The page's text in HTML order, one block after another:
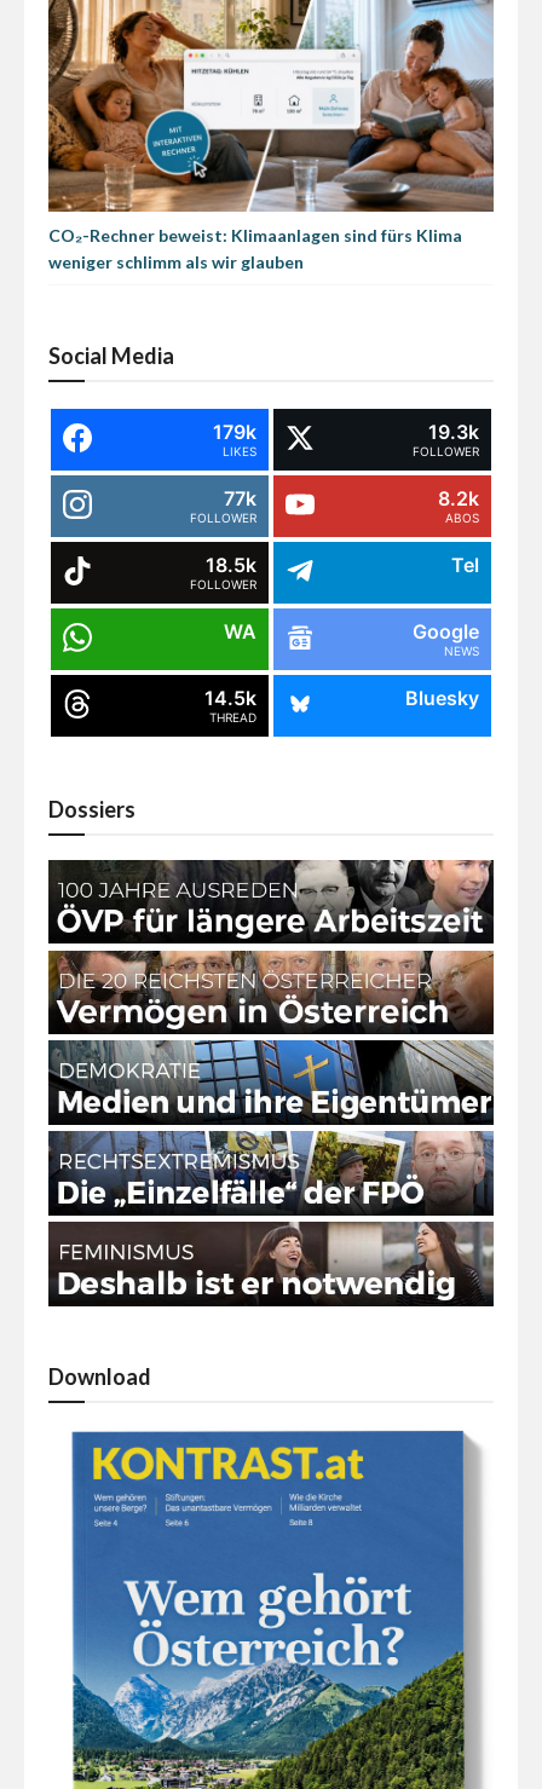
CO₂-Rechner beweist: Klimaanlagen sind fürs Klima
weniger schlimm als wir glauben
Social Media
179k
LIKES
19.3k
FOLLOWER
77k
FOLLOWER
8.2k
ABOS
18.5k
FOLLOWER
Tel
WA Google
NEWS
14.5k
THREAD
Bluesky
Dossiers
Download